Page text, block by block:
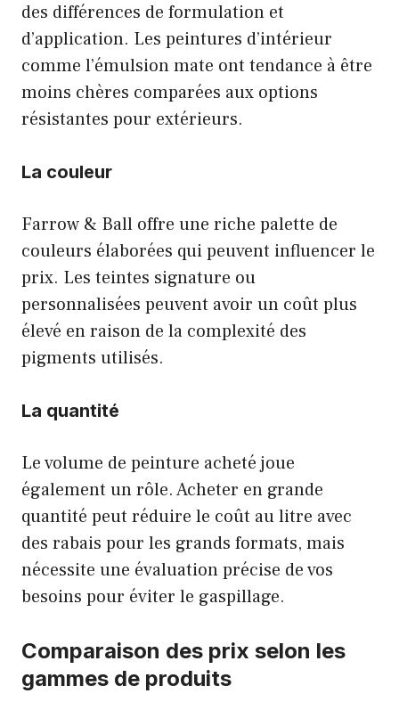
des différences de formulation et
d’application. Les peintures d’intérieur
comme l’émulsion mate ont tendance à être
moins chères comparées aux options
résistantes pour extérieurs.
La couleur
Farrow & Ball offre une riche palette de
couleurs élaborées qui peuvent influencer le
prix. Les teintes signature ou
personnalisées peuvent avoir un coût plus
élevé en raison de la complexité des
pigments utilisés.
La quantité
Le volume de peinture acheté joue
également un rôle. Acheter en grande
quantité peut réduire le coût au litre avec
des rabais pour les grands formats, mais
nécessite une évaluation précise de vos
besoins pour éviter le gaspillage.
Comparaison des prix selon les
gammes de produits